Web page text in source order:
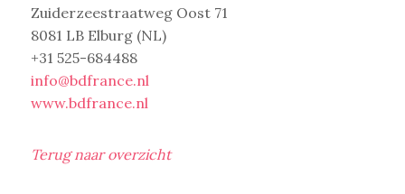
Zuiderzeestraatweg Oost 71
8081 LB Elburg (NL)
+31 525-684488
info@bdfrance.nl
www.bdfrance.nl
Terug naar overzicht